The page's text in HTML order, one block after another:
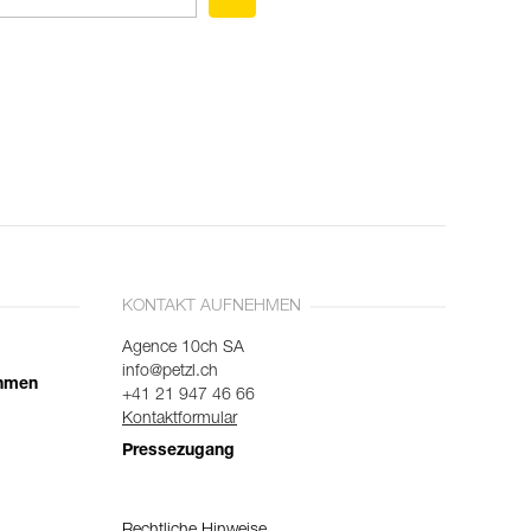
KONTAKT AUFNEHMEN
Agence 10ch SA
info@petzl.ch
+41 21 947 46 66
Kontaktformular
Pressezugang